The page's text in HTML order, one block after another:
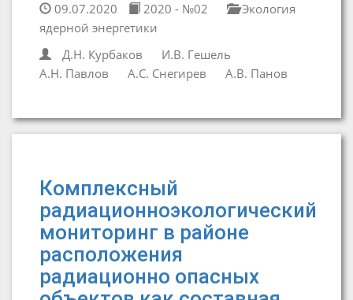
09.07.2020 2020 - №02
Экология
ядерной энергетики
Д.Н. Курбаков
И.В. Гешель
А.Н. Павлов
А.С. Снегирев А.В. Панов
Комплексный
радиационноэкологический
мониторинг в районе
расположения
радиационно опасных